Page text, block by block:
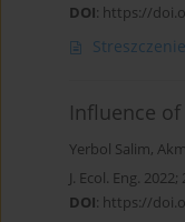
DOI: https://
Streszczenie
Influence
Yerbol Salim,
J. Ecol. Eng.
DOI: https://